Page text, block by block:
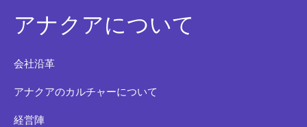
アナクアについて
会社沿革
アナクアのカルチャーについて
経営陣